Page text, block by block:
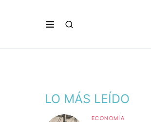
LO MÁS LEÍDO
ECONOMÍA